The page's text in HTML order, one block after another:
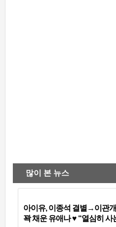
많이 본 뉴스
아이유, 이종석 결별→이관
꽉 채운 유애나 ♥ “열심히 사